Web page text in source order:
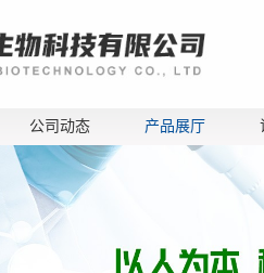
公司动态 产品展厅